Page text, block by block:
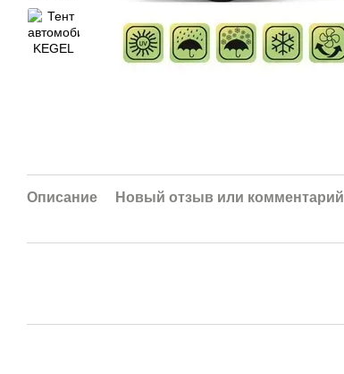
Описание Новый отзыв или комментарий